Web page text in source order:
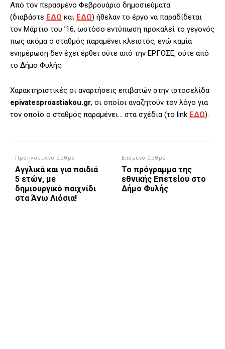
Από τον περασμένο Φεβρουάριο δημοσιεύματα
(διαβάστε ΕΔΩ και ΕΔΩ) ήθελαν το έργο να παραδίδεται
τον Μάρτιο του ’16, ωστόσο εντύπωση προκαλεί το γεγονός
πως ακόμα ο σταθμός παραμένει κλειστός, ενώ καμία
ενημέρωση δεν έχει έρθει ούτε από την ΕΡΓΟΣΕ, ούτε από
το Δήμο Φυλής.
Χαρακτηριστικές οι αναρτήσεις επιβατών στην ιστοσελίδα
epivatesproastiakou.gr, οι οποίοι αναζητούν τον λόγο για
τον οποίο ο σταθμός παραμένει… στα σχέδια (το link ΕΔΩ).
Προηγούμενο άρθρο
Αγγλικά και για παιδιά
5 ετών, με
δημιουργικό παιχνίδι
στα Άνω Λιόσια!
Επόμενο άρθρο
Το πρόγραμμα της
εθνικής Επετείου στο
Δήμο Φυλής